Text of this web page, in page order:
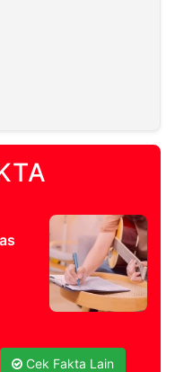
Cek Fakta Lain